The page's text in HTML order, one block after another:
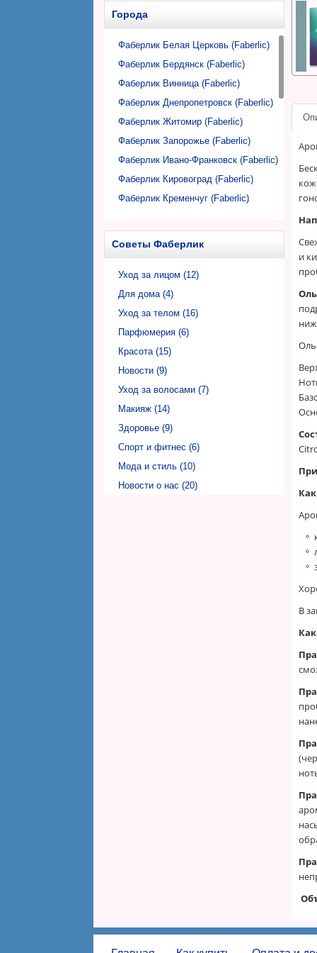
Кондиционеры для стирки
Пятновыводители
Гели для стирки
Аксессуары для стирки
Автомобильная косметика и
аксессуары
дома
Напитки, фиточаи
Города
Фаберлик Белая Церковь (Faberlic)
Фаберлик Бердянск (Faberlic)
Фаберлик Винница (Faberlic)
Фаберлик Днепропетровск (Faberlic)
Фаберлик Житомир (Faberlic)
Фаберлик Запорожье (Faberlic)
Фаберлик Ивано-Франковск (Faberlic)
Фаберлик Кировоград (Faberlic)
Фаберлик Кременчуг (Faberlic)
Фаберлик Николаев (Faberlic)
Фаберлик Никополь (Faberlic)
Фаберлик Одесса (Faberlic)
Фаберлик Полтава (Faberlic)
Фаберлик Ровно (Faberlic)
Фаберлик Сумы (Faberlic)
Фаберлик Тернополь (Faberlic)
Фаберлик Ужгород (Faberlic)
Фаберлик Харьков (Faberlic)
Фаберлик Херсон (Faberlic)
Фаберлик Хмельницкий (Faberlic)
Фаберлик Черкассы (Faberlic)
Советы Фаберлик
Уход за лицом (12)
Для дома (4)
Уход за телом (16)
Парфюмерия (6)
Красота (15)
Новости (9)
Уход за волосами (7)
Макияж (14)
Здоровье (9)
Спорт и фитнес (6)
Мода и стиль (10)
Новости о нас (20)
и
В